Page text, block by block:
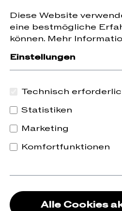
springen
auf die erste Bestellung
Diese Website
eine bestmögliche
können. Mehr
Einstellungen
Technisch
Statistiken
Marketing
Komfortfunktionen
Alle Cookies